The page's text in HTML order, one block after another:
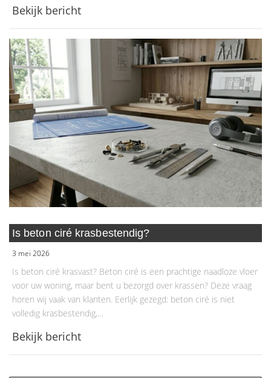
Bekijk bericht
Is beton ciré krasbestendig?
3 mei 2026
Is beton ciré krasvast? Beton ciré is een prachtige naadloze vloer
voor uw woning, maar bent u bezorgd over krassen? Deze vraag
horen wij vaak van klanten. Eerlijk gezegd: beton ciré is niet
volledig krasbestendig,…
Bekijk bericht